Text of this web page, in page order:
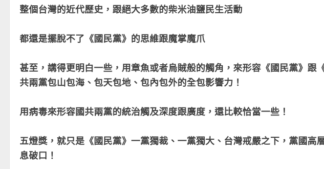
整個台灣的近代歷史，跟絕大多數的柴米油鹽民生活動
都還是擺脫不了 《國民黨》 的思維跟魔掌魔爪
甚至，講得更明白一些，用章魚或者烏賊般的觸角，來形容 《國民黨》 跟
共兩黨包山包海、包天包地、包內包外的全包影響力！
用病毒來形容國共兩黨的統治觸及深度跟廣度，還比較恰當一些！
五燈獎，就只是 《國民黨》 一黨獨裁、一黨獨大、台灣戒嚴之下，黨國高
息破口！